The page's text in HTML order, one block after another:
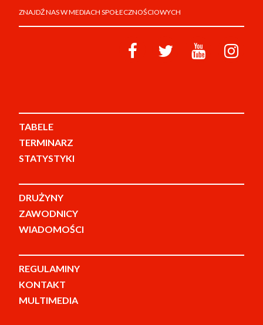
ZNAJDŹ NAS W MEDIACH SPOŁECZNOŚCIOWYCH
TABELE
TERMINARZ
STATYSTYKI
DRUŻYNY
ZAWODNICY
WIADOMOŚCI
REGULAMINY
KONTAKT
MULTIMEDIA